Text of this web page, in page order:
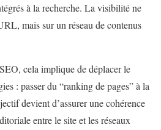
à la recherche. La visibilité ne
mais sur un réseau de contenus
cela implique de déplacer le
: passer du “ranking de pages” à la
devient d’assurer une cohérence
entre le site et les réseaux